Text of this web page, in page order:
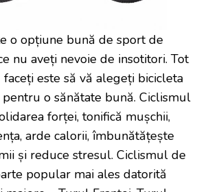
o opțiune bună de sport de
nu aveți nevoie de insotitori. Tot
este să vă alegeți bicicleta
o sănătate bună. Ciclismul
forței, tonifică mușchii,
arde calorii, îmbunătățește
și reduce stresul. Ciclismul de
popular mai ales datorită